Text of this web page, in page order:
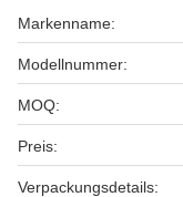
Markenname:
Modellnummer:
MOQ:
Preis:
Verpackungsdetails: